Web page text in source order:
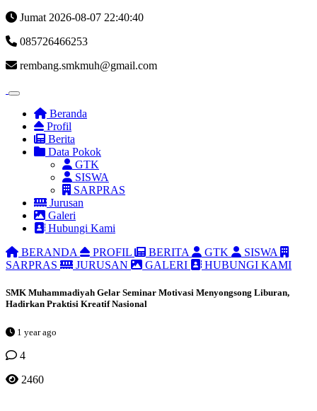
Jumat 2026-08-07 22:40:40
085726466253
rembang.smkmuh@gmail.com
Beranda
Profil
Berita
Data Pokok
GTK
SISWA
SARPRAS
Jurusan
Galeri
Hubungi Kami
BERANDA
PROFIL BERITA GTK
SISWA
SARPRAS
JURUSAN GALERI HUBUNGI KAMI
SMK Muhammadiyah Gelar Seminar Motivasi Menyongsong Liburan,
Hadirkan Praktisi Kreatif Nasional
1 year ago
4
2460